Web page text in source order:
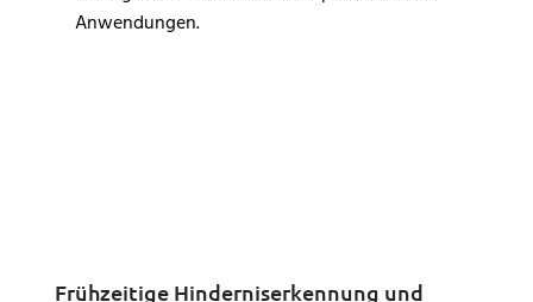
Anwendungen.
Frühzeitige Hinderniserkennung und